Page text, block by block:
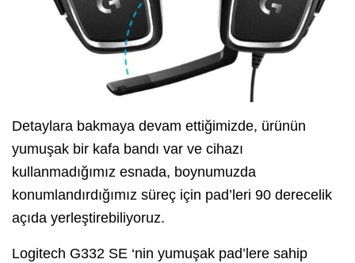
Detaylara bakmaya devam ettiğimizde, ürünün
yumuşak bir kafa bandı var ve cihazı
kullanmadığımız esnada, boynumuzda
konumlandırdığımız süreç için pad’leri 90 derecelik
açıda yerleştirebiliyoruz.
Logitech G332 SE ‘nin yumuşak pad’lere sahip